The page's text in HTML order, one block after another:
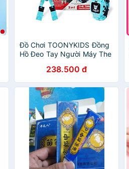
Đồ Chơi TOONYKIDS Đồng
Hồ Đeo Tay Người Máy The
[Tặng Kèm Sticker
238.500 đ